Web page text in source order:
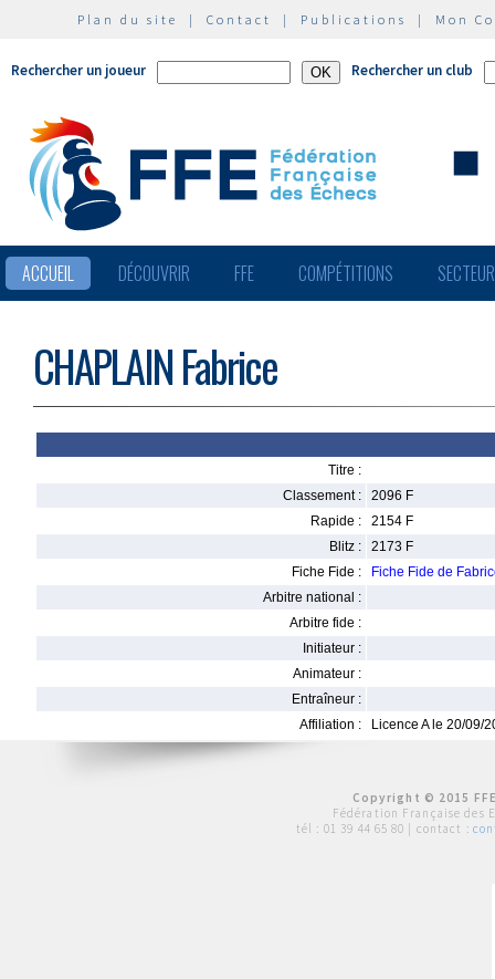
Plan du site | Contact | Publications | Mon
Rechercher un joueur Rechercher un club
ACCUEIL DÉCOUVRIR FFE COMPÉTITIONS
CHAPLAIN Fabrice
Titre :
Classement :
2096 F
Rapide :
2154 F
Blitz :
2173 F
Fiche Fide :
Fiche Fide de
Arbitre national :
Arbitre fide :
Initiateur :
Animateur :
Entraîneur :
Affiliation :
Licence A le 20/09/
Copyright © 2015
Fédération Française des
tél : 01 39 44 65 80 | contact :